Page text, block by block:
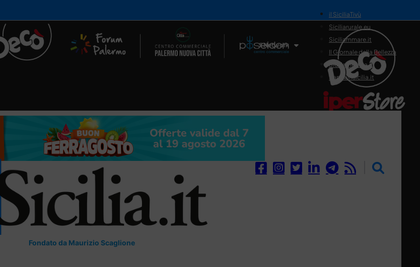
Il Network
il SiciliaTivù
Siciliarurale.eu
Siciliammare.it
Il Giornale della Bellezza
Siciliamedica.it
Sanitainsicilia.it
Fondato da Maurizio Scaglione